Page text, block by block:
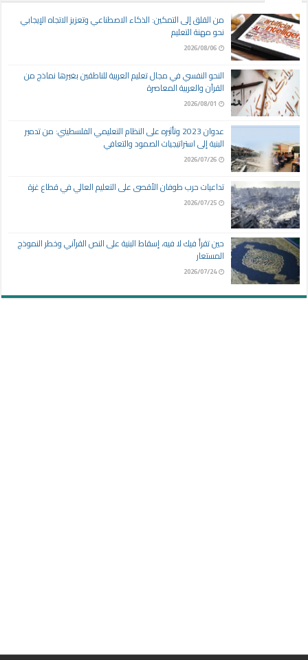
من القلق إلى التمكين: الذكاء الاصطناعي وتعزيز الاتجاه الإيجابي
نحو مهنة التعليم
2026/08/06
النحو النفسي في مجال تعليم العربية للناطقين بغيرها نماذج من
القرآن والعربية المعاصرة
2026/08/01
عدوان 2023 وتأثيره على النظام التعليمي الفلسطيني: من تدمير
البنية إلى استراتيجيات الصمود والتعافي
2026/07/26
تداعيات حرب طوفان الأقصى على التعليم العالي في قطاع غزة
2026/07/25
حين تقرأ فيك لا فيه، إسقاط البنية على النص القرآني وخطر النموذج
المستعار
2026/07/24